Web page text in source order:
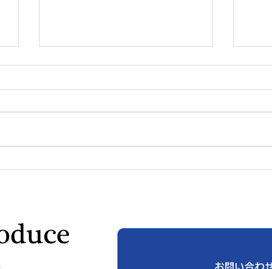
「自分に満足している」と言
技術
お問い合わ